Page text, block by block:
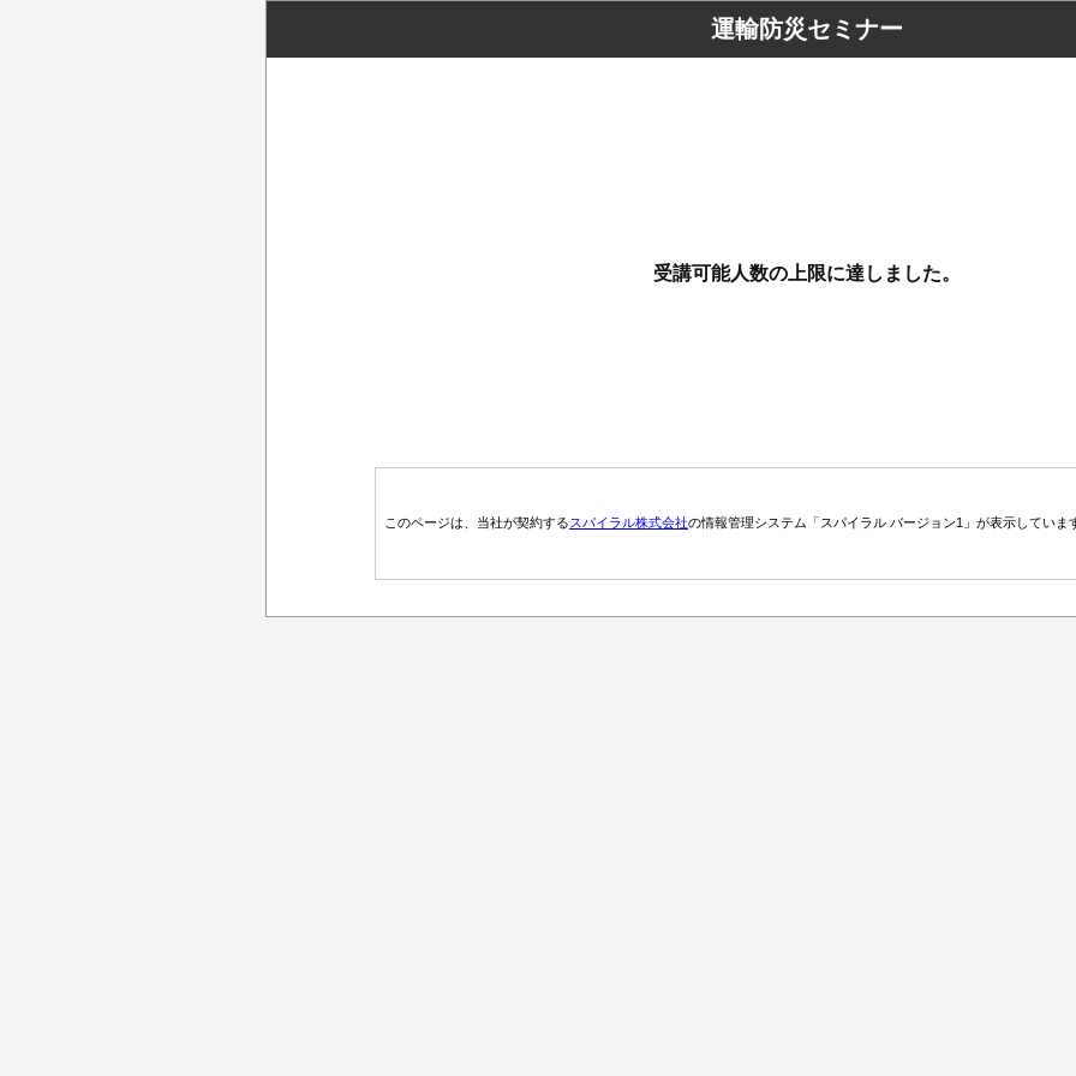
運輸防災セミナー
受講可能人数の上限に達しました。
このページは、当社が契約するスパイラル株式会社の情報管理システム「スパイラル バージョン1」が表示していま